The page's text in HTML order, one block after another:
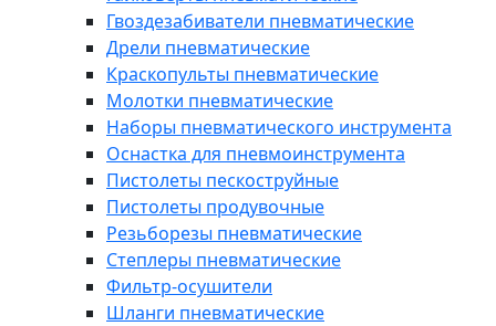
Гвоздезабиватели пневматические
Дрели пневматические
Краскопульты пневматические
Молотки пневматические
Наборы пневматического инструмента
Оснастка для пневмоинструмента
Пистолеты пескоструйные
Пистолеты продувочные
Резьборезы пневматические
Степлеры пневматические
Фильтр-осушители
Шланги пневматические